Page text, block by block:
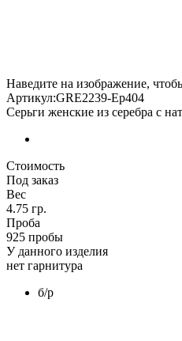
Наведите на изображение,
Артикул:GRE2239-Eр404
Серьги женские из серебра с
Стоимость
Под заказ
Вес
4.75 гр.
Проба
925 пробы
У данного изделия
нет гарнитура
б/р